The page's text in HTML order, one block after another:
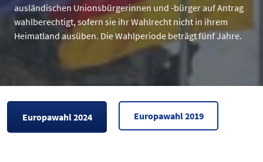
ausländischen Unionsbürgerinnen und -bürger auf Antrag
wahlberechtigt, sofern sie ihr Wahlrecht nicht in ihrem
Heimatland ausüben. Die Wahlperiode beträgt fünf Jahre.
Europawahl 2024 Europawahl 2019